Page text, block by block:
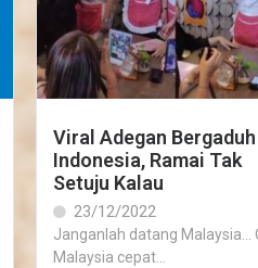
Viral Adegan Bergaduh
Indonesia, Ramai Tak
Setuju Kalau
23/12/2022
Janganlah datang Malaysia…
Malaysia cepat...